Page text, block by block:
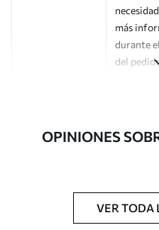
más
durante
del
artículo
Impreso
rollos de
OPINIONES
VER TODA